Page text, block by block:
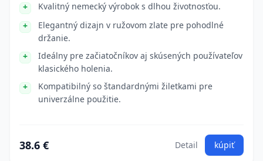
Kvalitný nemecký výrobok s dlhou životnosťou.
Elegantný dizajn v ružovom zlate pre pohodlné
držanie.
Ideálny pre začiatočníkov aj skúsených používateľov
klasického holenia.
Kompatibilný so štandardnými žiletkami pre
univerzálne použitie.
38.6 € Detail kúpiť